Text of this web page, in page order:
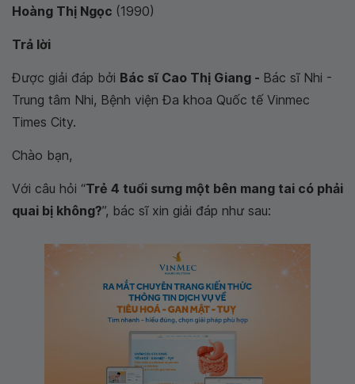
Hoàng Thị Ngọc (1990)
Trả lời
Được giải đáp bởi Bác sĩ Cao Thị Giang - Bác sĩ Nhi -
Trung tâm Nhi, Bệnh viện Đa khoa Quốc tế Vinmec
Times City.
Chào bạn,
Với câu hỏi “Trẻ 4 tuổi sưng một bên mang tai có phải
quai bị không?”, bác sĩ xin giải đáp như sau: